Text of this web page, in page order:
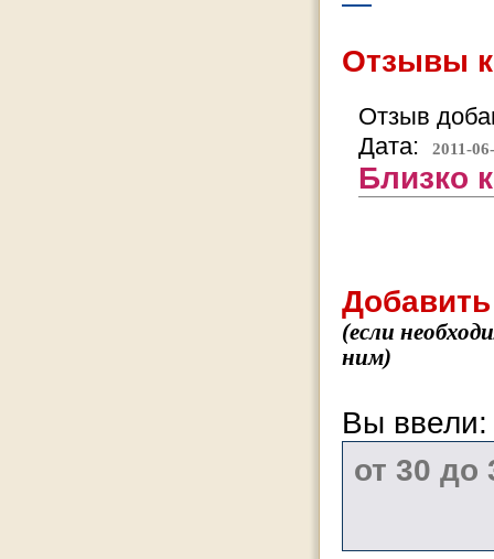
Отзывы
Отзыв
Дата:
2011-
Близко
(если
ним)
Вы